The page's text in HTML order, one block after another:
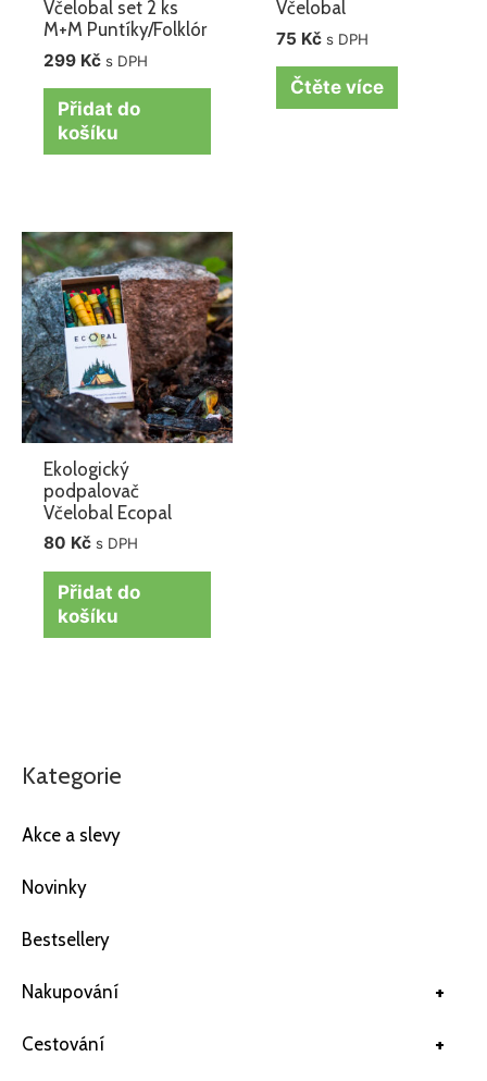
Kategorie
Akce a slevy
Novinky
Bestsellery
+
Nakupování
+
Cestování
Včelobal set 2 ks
M+M Puntíky/Folklór
299 Kč s DPH
Přidat do
košíku
Včelobal
75 Kč s DPH
Čtěte více
Ekologický
podpalovač
Včelobal Ecopal
80 Kč s DPH
Přidat do
košíku